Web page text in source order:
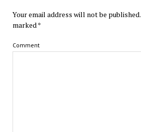
Your email address will not be published.
marked *
Comment